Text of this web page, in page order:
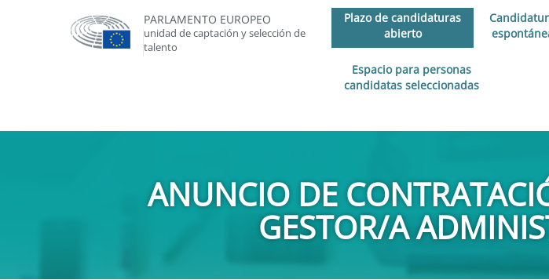
PARLAMENTO EUROPEO
unidad de captación y selección de
talento
Plazo de candidaturas
abierto
Espacio para personas
candidatas seleccionadas
ANUNCIO DE
GESTOR/A